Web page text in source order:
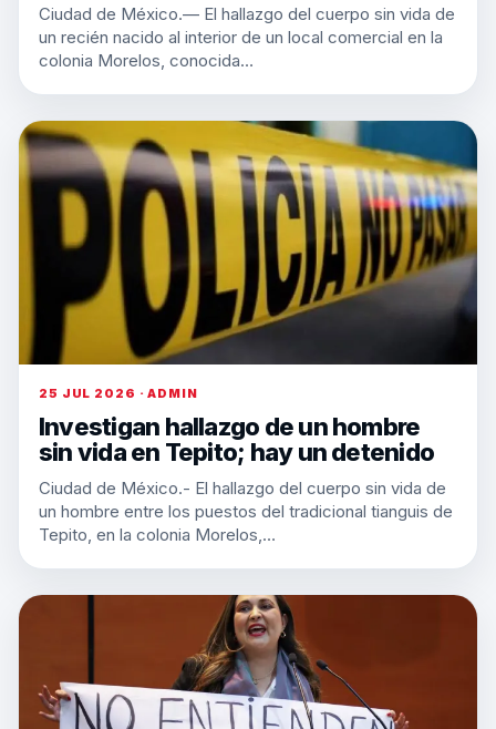
Ciudad de México.— El hallazgo del cuerpo sin vida de
un recién nacido al interior de un local comercial en la
colonia Morelos, conocida…
25 JUL 2026 · ADMIN
Investigan hallazgo de un hombre
sin vida en Tepito; hay un detenido
Ciudad de México.- El hallazgo del cuerpo sin vida de
un hombre entre los puestos del tradicional tianguis de
Tepito, en la colonia Morelos,…